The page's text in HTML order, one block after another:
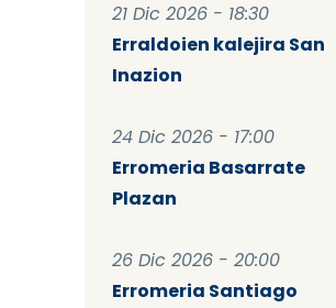
21 Dic 2026 - 18:30
Erraldoien kalejira San
Inazion
24 Dic 2026 - 17:00
Erromeria Basarrate
Plazan
26 Dic 2026 - 20:00
Erromeria Santiago